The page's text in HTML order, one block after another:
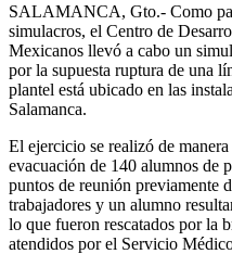
SALAMANCA, Gto.- Como
simulacros, el Centro de
Mexicanos llevó a cabo un
por la supuesta ruptura de una
plantel está ubicado en las
Salamanca.
El ejercicio se realizó de
evacuación de 140 alumnos de
puntos de reunión previamente
trabajadores y un alumno
lo que fueron rescatados por la
atendidos por el Servicio